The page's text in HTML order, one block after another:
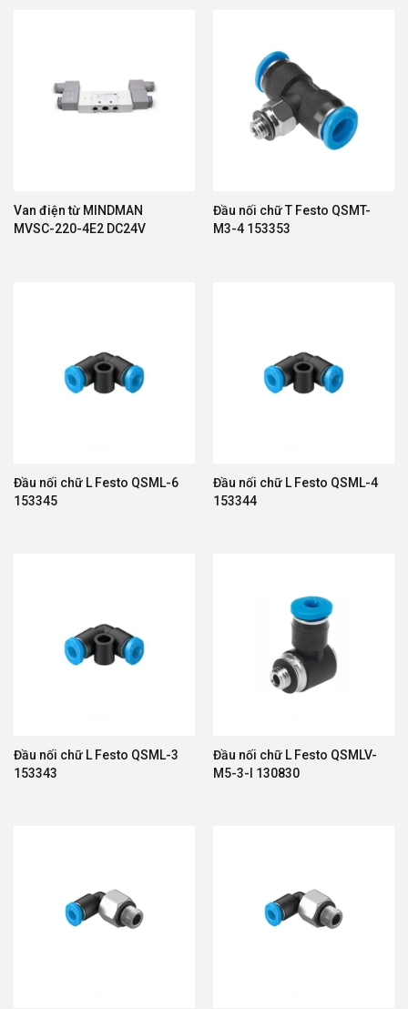
Van điện từ MINDMAN
MVSC-220-4E2 DC24V
Đầu nối chữ T Festo QSMT-
M3-4 153353
Đầu nối chữ L Festo QSML-6
153345
Đầu nối chữ L Festo QSML-4
153344
Đầu nối chữ L Festo QSML-3
153343
Đầu nối chữ L Festo QSMLV-
M5-3-I 130830